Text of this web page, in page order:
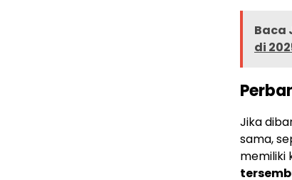
Baca
di
Jika
sama,
memiliki